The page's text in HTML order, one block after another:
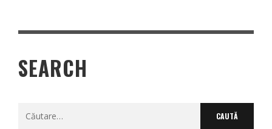
SEARCH
Caută